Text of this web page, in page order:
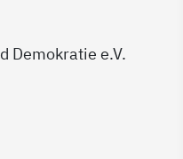
Demokratie e.V.